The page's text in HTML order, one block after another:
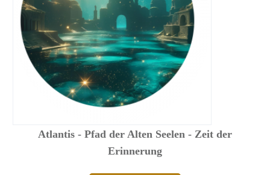
Atlantis - Pfad der Alten Seelen - Zeit der
Erinnerung